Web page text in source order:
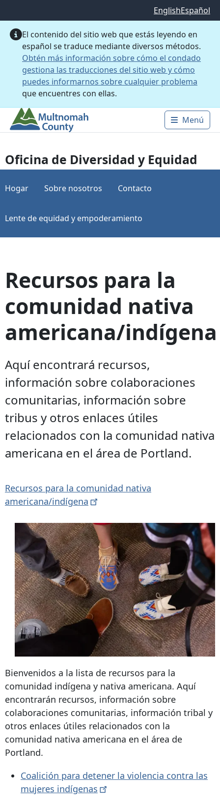
EnglishEspañol
El contenido del sitio web que estás leyendo en
español se traduce mediante diversos métodos.
Obtén más información sobre cómo el condado
gestiona las traducciones del sitio web y cómo
puedes informarnos sobre cualquier problema
que encuentres con ellas.
Main
Menú
Oficina de Diversidad y Equidad
Hogar Sobre nosotros Contacto
Lente de equidad y empoderamiento
Recursos para la
comunidad nativa
americana/indígena
Aquí encontrará recursos,
información sobre colaboraciones
comunitarias, información sobre
tribus y otros enlaces útiles
relacionados con la comunidad nativa
americana en el área de Portland.
Recursos para la comunidad nativa
americana/indígena
Bienvenidos a la lista de recursos para la
comunidad indígena y nativa americana. Aquí
encontrarán recursos, información sobre
colaboraciones comunitarias, información tribal y
otros enlaces útiles relacionados con la
comunidad nativa americana en el área de
Portland.
Coalición para detener la violencia contra las
mujeres indígenas